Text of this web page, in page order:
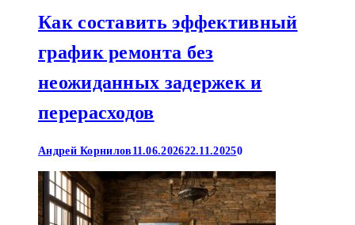
Как составить эффективный
график ремонта без
неожиданных задержек и
перерасходов
Андрей Корнилов 11.06.202622.11.20250